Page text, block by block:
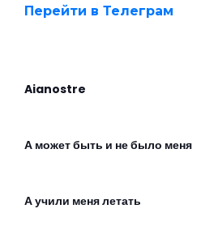
Перейти в Телеграм
Aianostre
А может быть и не было меня
А учили меня летать